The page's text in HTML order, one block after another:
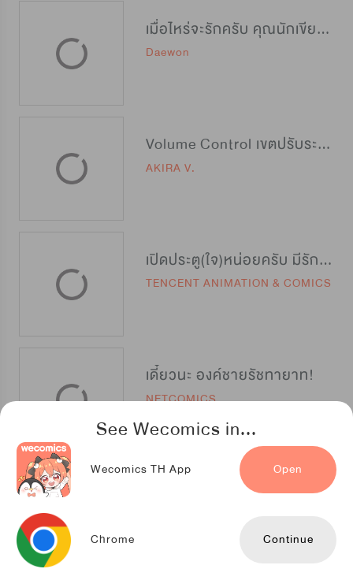
See Wecomics in...
Wecomics TH App Open
Chrome Continue
เมื่อไหร่จะรักครับ คุณนักเขียน?
Daewon
Volume Control เขตปรับระดับรัก
AKIRA V.
เปิดประตู(ใจ)หน่อยครับ มีรักมาส่ง
TENCENT ANIMATION & COMICS
เดี๋ยวนะ องค์ชายรัชทายาท!
NETCOMICS
ท้องฟ้าของผม สีวานิลลาโซดา